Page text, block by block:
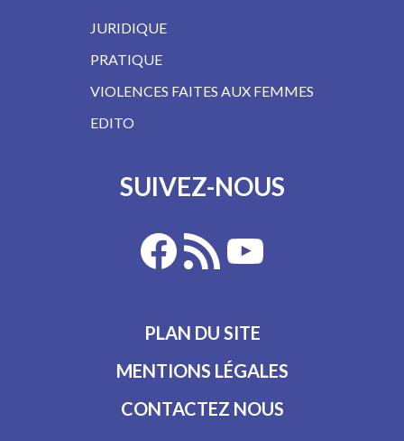
JURIDIQUE
PRATIQUE
VIOLENCES FAITES AUX FEMMES
EDITO
SUIVEZ-NOUS
PLAN DU SITE
MENTIONS LÉGALES
CONTACTEZ NOUS